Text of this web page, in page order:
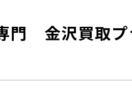
門 金沢買取プ